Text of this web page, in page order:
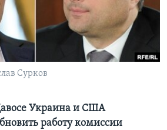
Сурков
Украина и США
работу комиссии